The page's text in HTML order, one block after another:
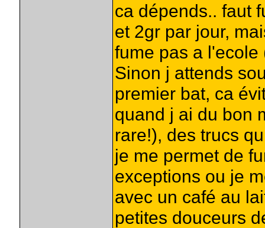
ca dépends.. faut
et 2gr par jour,
fume pas a
Sinon j attends
premier bat, ca
quand j ai du bon
rare!), des trucs
je me permet de
exceptions ou je
avec un café au
petites douceurs